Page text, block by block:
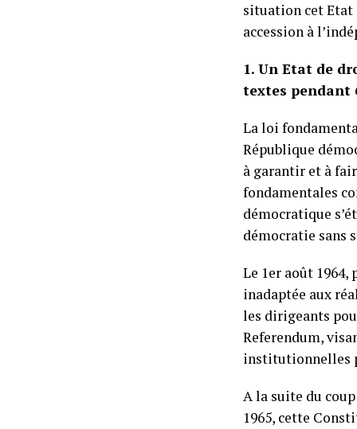
situation cet Etat
accession à
1. Un Etat de
textes pendant
La loi
République
à garantir et à
fondamentales
démocratique
démocratie sans
Le 1er août
inadaptée aux
les dirigeants
Referendum,
institutionnelles
A la suite du
1965, cette